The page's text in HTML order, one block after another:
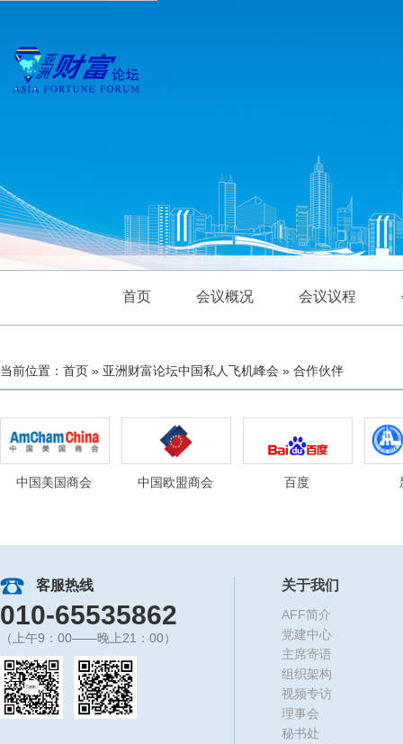
首页 会议概况 会议议程
当前位置：首页 » 亚洲财富论坛中国私人飞机峰会 » 合作伙伴
中国美国商会 中国欧盟商会 百度
客服热线
010-65535862
（上午9：00——晚上21：00）
关于我们
AFF简介
党建中心
主席寄语
组织架构
视频专访
理事会
秘书处